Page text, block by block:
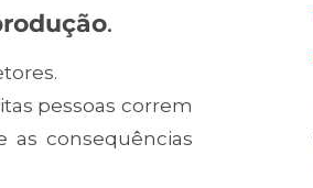
.
pessoas correm
as consequências